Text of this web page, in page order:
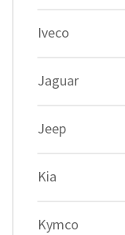
Iveco
Jaguar
Jeep
Kia
Kymco